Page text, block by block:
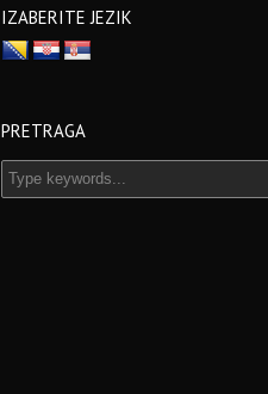
IZABERITE JEZIK
PRETRAGA